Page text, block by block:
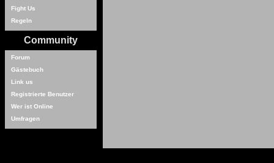
Fight Us
Regeln
Community
Forum
Gästebuch
Link us
Registrierte Benutzer
Wer ist Online
Umfragen